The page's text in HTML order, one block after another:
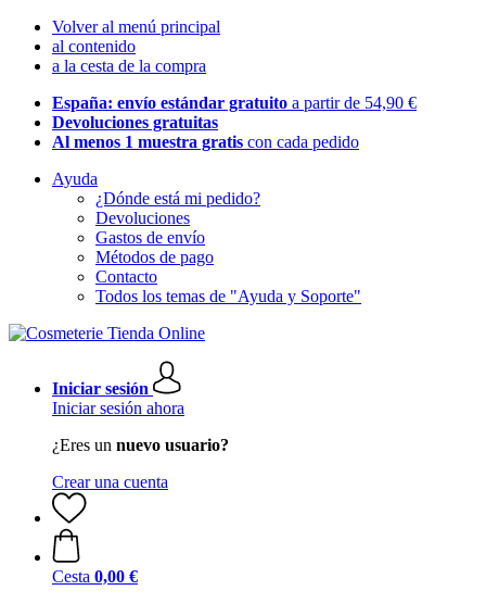
Volver al menú principal
al contenido
a la cesta de la compra
España: envío estándar gratuito a partir de 54,90 €
Devoluciones gratuitas
Al menos 1 muestra gratis con cada pedido
Ayuda
¿Dónde está mi pedido?
Devoluciones
Gastos de envío
Métodos de pago
Contacto
Todos los temas de "Ayuda y Soporte"
Iniciar sesión
Iniciar sesión ahora
¿Eres un nuevo usuario?
Crear una cuenta
Cesta 0,00 €